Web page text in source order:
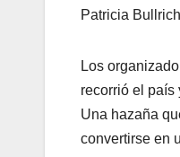
Patricia
Los
recorrió el país
Una hazaña
convertirse en